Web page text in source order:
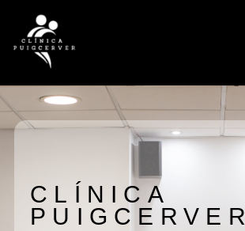
CLÍNICA
PUIGCERVER